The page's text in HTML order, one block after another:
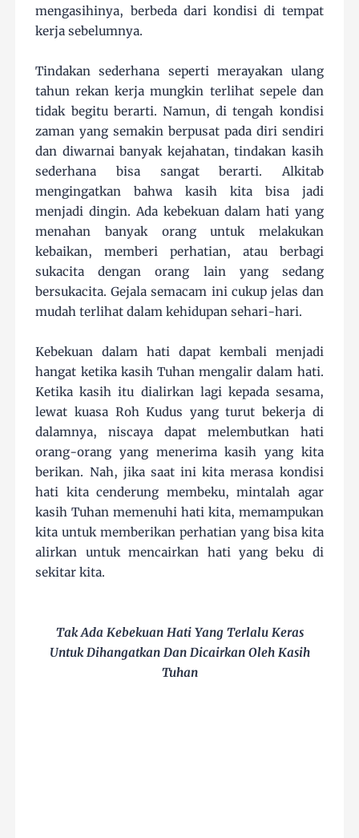
mengasihinya, berbeda dari kondisi di tempat
kerja sebelumnya.
Tindakan sederhana seperti merayakan ulang
tahun rekan kerja mungkin terlihat sepele dan
tidak begitu berarti. Namun, di tengah kondisi
zaman yang semakin berpusat pada diri sendiri
dan diwarnai banyak kejahatan, tindakan kasih
sederhana bisa sangat berarti. Alkitab
mengingatkan bahwa kasih kita bisa jadi
menjadi dingin. Ada kebekuan dalam hati yang
menahan banyak orang untuk melakukan
kebaikan, memberi perhatian, atau berbagi
sukacita dengan orang lain yang sedang
bersukacita. Gejala semacam ini cukup jelas dan
mudah terlihat dalam kehidupan sehari-hari.
Kebekuan dalam hati dapat kembali menjadi
hangat ketika kasih Tuhan mengalir dalam hati.
Ketika kasih itu dialirkan lagi kepada sesama,
lewat kuasa Roh Kudus yang turut bekerja di
dalamnya, niscaya dapat melembutkan hati
orang-orang yang menerima kasih yang kita
berikan. Nah, jika saat ini kita merasa kondisi
hati kita cenderung membeku, mintalah agar
kasih Tuhan memenuhi hati kita, memampukan
kita untuk memberikan perhatian yang bisa kita
alirkan untuk mencairkan hati yang beku di
sekitar kita.
Tak Ada Kebekuan Hati Yang Terlalu Keras
Untuk Dihangatkan Dan Dicairkan Oleh Kasih
Tuhan